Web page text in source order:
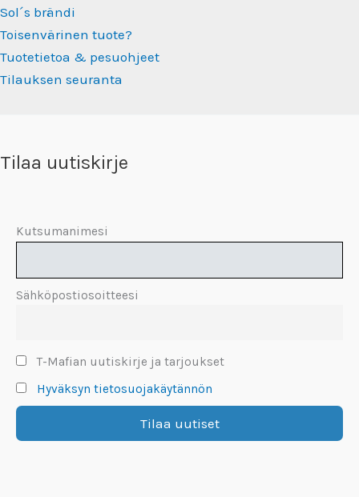
Sol´s brändi
Toisenvärinen tuote?
Tuotetietoa & pesuohjeet
Tilauksen seuranta
Tilaa uutiskirje
Kutsumanimesi
Sähköpostiosoitteesi
T-Mafian uutiskirje ja tarjoukset
Hyväksyn tietosuojakäytännön